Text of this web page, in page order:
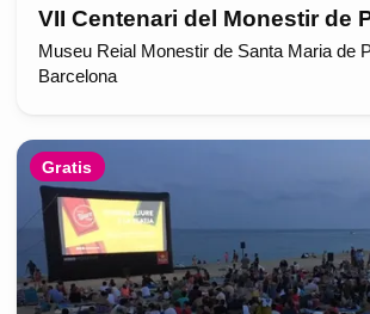
VII Centenari del Monestir de
Museu Reial Monestir de Santa Maria de
Barcelona
Gratis